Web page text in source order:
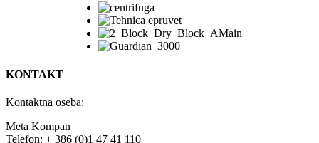
KONTAKT
Kontaktna oseba:
Meta Kompan
Telefon: + 386 (0)1 47 41 110